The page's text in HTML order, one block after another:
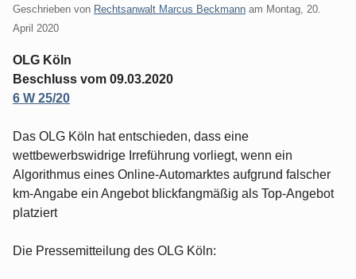
Geschrieben von Rechtsanwalt Marcus Beckmann am Montag, 20.
April 2020
OLG Köln
Beschluss vom 09.03.2020
6 W 25/20
Das OLG Köln hat entschieden, dass eine
wettbewerbswidrige Irreführung vorliegt, wenn ein
Algorithmus eines Online-Automarktes aufgrund falscher
km-Angabe ein Angebot blickfangmäßig als Top-Angebot
platziert
Die Pressemitteilung des OLG Köln: